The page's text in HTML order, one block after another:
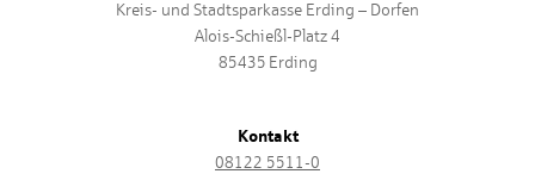
Kreis- und Stadtsparkasse Erding – Dorfen
Alois-Schießl-Platz 4
85435 Erding
Kontakt
08122 5511-0